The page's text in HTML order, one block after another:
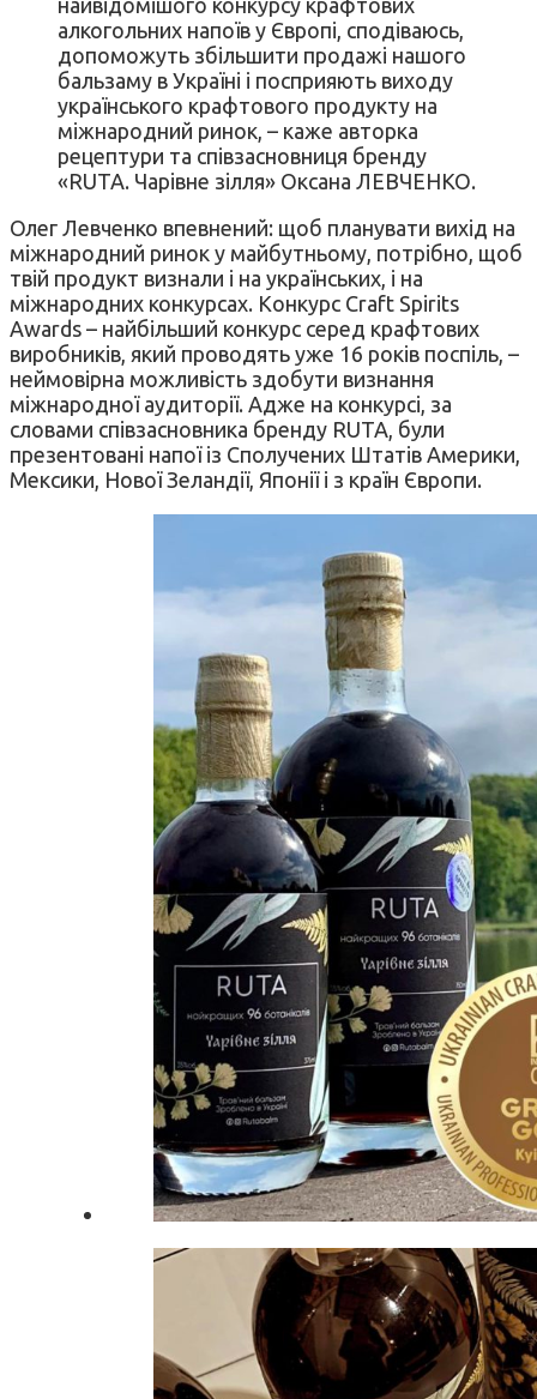
алкогольних напоїв у Європі, сподіваюсь,
допоможуть збільшити продажі нашого
бальзаму в Україні і посприяють виходу
українського крафтового продукту на
міжнародний ринок, – каже авторка
рецептури та співзасновниця бренду
«RUTA. Чарівне зілля» Оксана ЛЕВЧЕНКО.
Олег Левченко впевнений: щоб планувати вихід на
міжнародний ринок у майбутньому, потрібно, щоб
твій продукт визнали і на українських, і на
міжнародних конкурсах. Конкурс Craft Spirits
Awards – найбільший конкурс серед крафтових
виробників, який проводять уже 16 років поспіль, –
неймовірна можливість здобути визнання
міжнародної аудиторії. Адже на конкурсі, за
словами співзасновника бренду RUTA, були
презентовані напої із Сполучених Штатів Америки,
Мексики, Нової Зеландії, Японії і з країн Європи.